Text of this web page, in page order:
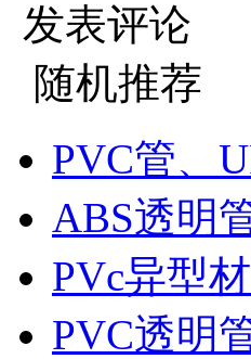
发表评论
随机推荐
PVC管、
ABS透明
PVc异型
PVC透明